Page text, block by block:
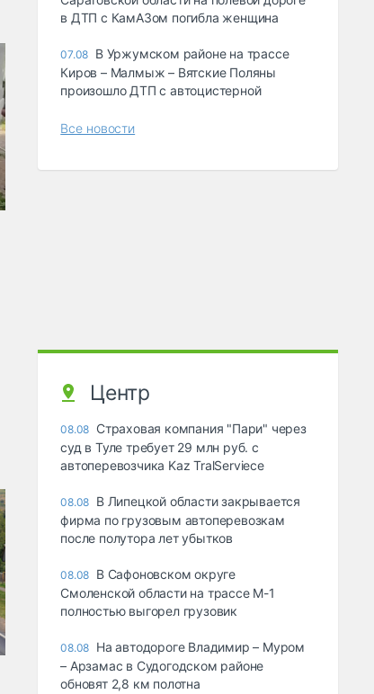
в ДТП с КамАЗом погибла женщина
07.08 В Уржумском районе на трассе
Киров – Малмыж – Вятские Поляны
произошло ДТП с автоцистерной
Все новости
Центр
08.08 Страховая компания "Пари" через
суд в Туле требует 29 млн руб. с
автоперевозчика Kaz TralServiece
08.08 В Липецкой области закрывается
фирма по грузовым автоперевозкам
после полутора лет убытков
08.08 В Сафоновском округе
Смоленской области на трассе М-1
полностью выгорел грузовик
08.08 На автодороге Владимир – Муром
– Арзамас в Судогодском районе
обновят 2,8 км полотна